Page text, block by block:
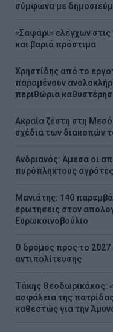
σύμφωνα με
«Σαφάρι» ελέγχων
και βαριά πρόστιμα
Χρηστίδης από το
παραμένουν
περιθώρια
Ακραία ζέστη στη
σχέδια των διακοπών
Ανδριανός: Άμεσα οι
πυρόπληκτους αγρότες
Μανιάτης: 140
ερωτήσεις στον
Ευρωκοινοβούλιο
Ο δρόμος προς το 2027
αντιπολίτευσης
Τάκης Θεοδωρικάκος:
ασφάλεια της
καθεστώς για την